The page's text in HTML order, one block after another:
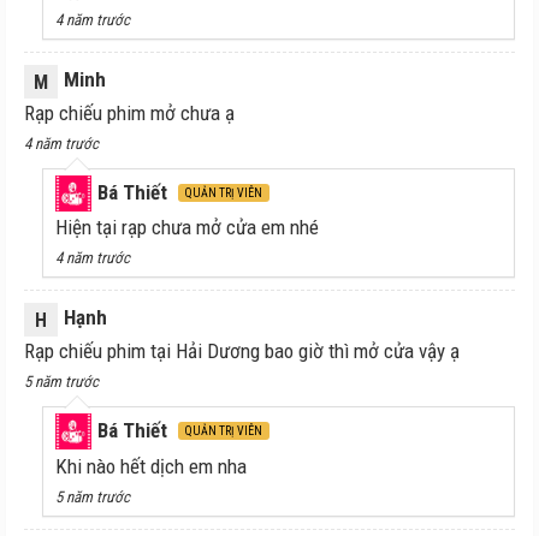
4 năm trước
M
Minh
Rạp chiếu phim mở chưa ạ
4 năm trước
Bá Thiết QUẢN TRỊ VIÊN
Hiện tại rạp chưa mở cửa em nhé
4 năm trước
H
Hạnh
Rạp chiếu phim tại Hải Dương bao giờ thì mở cửa vậy ạ
5 năm trước
Bá Thiết QUẢN TRỊ VIÊN
Khi nào hết dịch em nha
5 năm trước